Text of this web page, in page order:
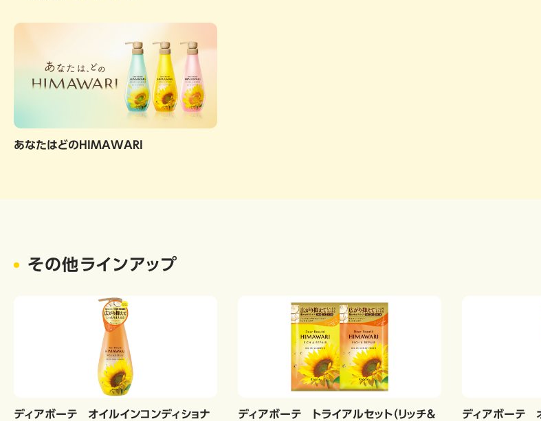
あなたはどのHIMAWARI
その他ラインアップ
ディアボーテ オイルインコンディショナ
ディアボーテ トライアルセット（リッチ＆
ディアボーテ